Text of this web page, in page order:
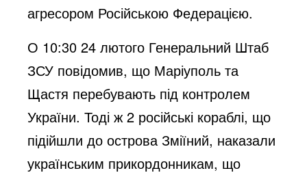
агресором Російською Федерацією.
О 10:30 24 лютого Генеральний Штаб
ЗСУ повідомив, що Маріуполь та
Щастя перебувають під контролем
України. Тоді ж 2 російські кораблі, що
підійшли до острова Зміїний, наказали
українським прикордонникам, що